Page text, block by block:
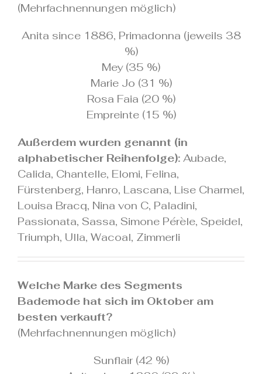
(Mehrfachnennungen möglich)
Anita since 1886, Primadonna (jeweils 38
%)
Mey (35 %)
Marie Jo (31 %)
Rosa Faia (20 %)
Empreinte (15 %)
Außerdem wurden genannt (in
alphabetischer Reihenfolge):Aubade,
Calida, Chantelle, Elomi, Felina,
Fürstenberg, Hanro, Lascana, Lise Charmel,
Louisa Bracq, Nina von C, Paladini,
Passionata, Sassa, Simone Pérèle, Speidel,
Triumph, Ulla, Wacoal, Zimmerli
Welche Marke des Segments
Bademode hat sich im Oktober am
besten verkauft?
(Mehrfachnennungen möglich)
Sunflair (42 %)